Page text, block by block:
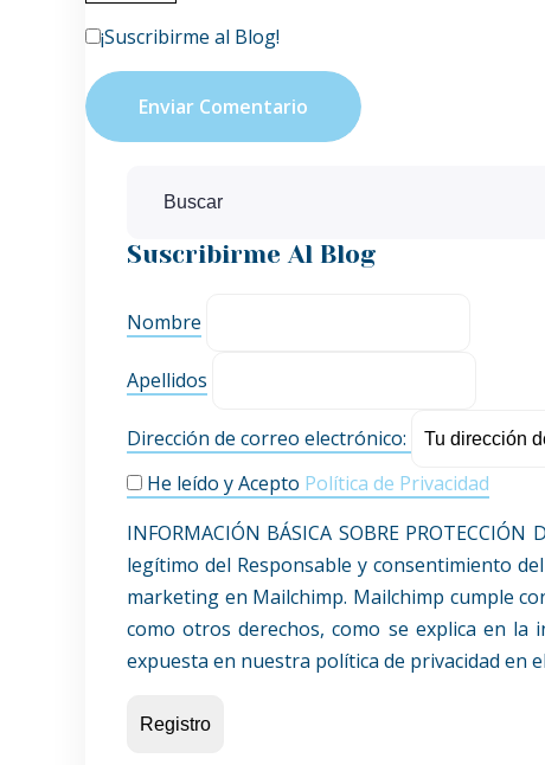
¡Suscribirme al Blog!
Enviar Comentario
Suscribirme Al Blog
Nombre
Apellidos
Dirección de correo electrónico:
He leído y Acepto Política de Privacidad
INFORMACIÓN BÁSICA SOBRE
legítimo del Responsable y consentimiento
marketing en Mailchimp. Mailchimp cumple
como otros derechos, como se explica en la
expuesta en nuestra política de privacidad en